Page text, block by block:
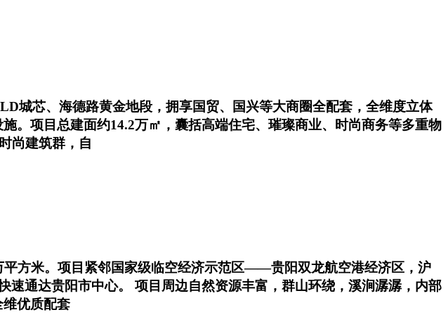
城芯、海德路黄金地段，拥享国贸、国兴等大商圈全配套，全维度立体
。项目总建面约14.2万㎡，囊括高端住宅、璀璨商业、时尚商务等多重物
尚建筑群，自
平方米。项目紧邻国家级临空经济示范区——贵阳双龙航空港经济区，沪
通达贵阳市中心。 项目周边自然资源丰富，群山环绕，溪涧潺潺，内部
优质配套